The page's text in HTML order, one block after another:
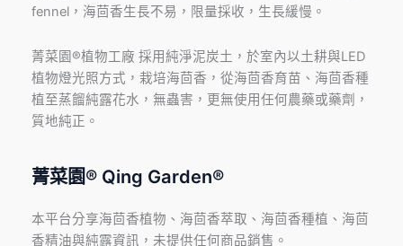
fennel，海茴香生長不易，限量採收，生長緩慢。
菁菜園®植物工廠 採用純淨泥炭土，於室內以土耕與LED
植物燈光照方式，栽培海茴香，從海茴香育苗、海茴香種
植至蒸餾純露花水，無蟲害，更無使用任何農藥或藥劑，
質地純正。
菁菜園® Qing Garden®
本平台分享海茴香植物、海茴香萃取、海茴香種植、海茴
香精油與純露資訊，未提供任何商品銷售。